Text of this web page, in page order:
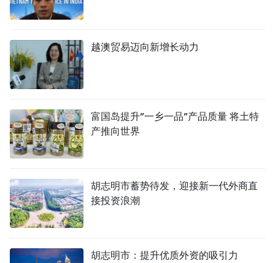
越澳贸易迈向新增长动力
富国岛提升”一乡一品”产品质量 将土特
产推向世界
胡志明市蓄势待发，迎接新一代外商直
接投资浪潮
胡志明市：提升优质外资的吸引力